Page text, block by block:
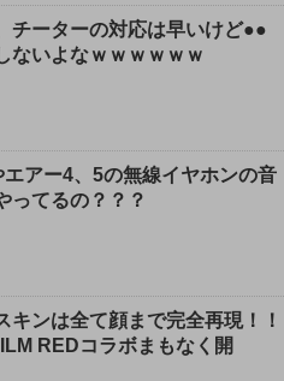
チーターの対応は早いけど●●
ないよなｗｗｗｗｗｗ
エアー4、5の無線イヤホンの音
ってるの？？？
キンは全て顔まで完全再現！！
REDコラボまもなく開